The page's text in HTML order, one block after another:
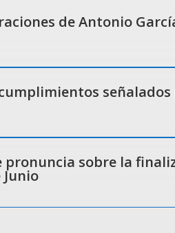
de Antonio
señalados
pronuncia sobre la
Junio